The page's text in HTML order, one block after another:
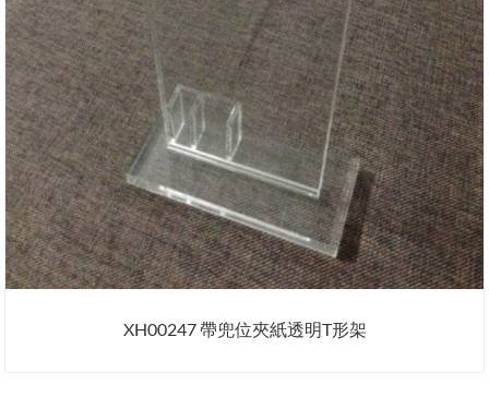
XH00247 帶兜位夾紙透明T形架